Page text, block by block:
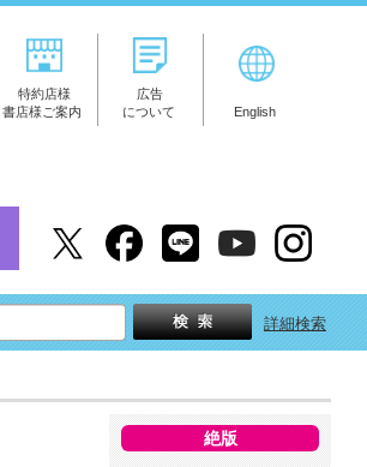
特約店様
書店様ご案内
広告
について
English
詳細検索
絶版